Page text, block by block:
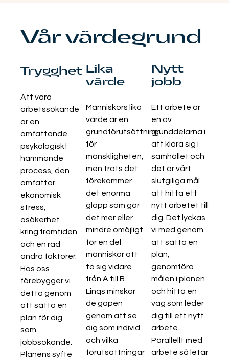
Vår värdegrund
Trygghet
Att vara
arbetssökande
är en
omfattande
psykologiskt
hämmande
process, den
omfattar
ekonomisk
stress,
osäkerhet
kring framtiden
och en rad
andra faktorer.
Hos oss
förebygger vi
detta genom
att sätta en
plan för dig
som
jobbsökande.
Planens syfte
Lika
värde
Människors lika
värde är en
grundförutsättning
för
mänskligheten,
men trots det
förekommer
det enorma
glapp som gör
det mer eller
mindre omöjligt
för en del
människor att
ta sig vidare
från A till B.
Linqs minskar
de gapen
genom att se
dig som individ
och vilka
förutsättningar
Nytt
jobb
Ett arbete är
en av
grunddelarna i
att klara sig i
samhället och
det är vårt
slutgiliga mål
att hitta ett
nytt arbetet till
dig. Det lyckas
vi med genom
att sätta en
plan,
genomföra
målen i planen
och hitta en
väg som leder
dig till ett nytt
arbete.
Parallellt med
arbete så letar